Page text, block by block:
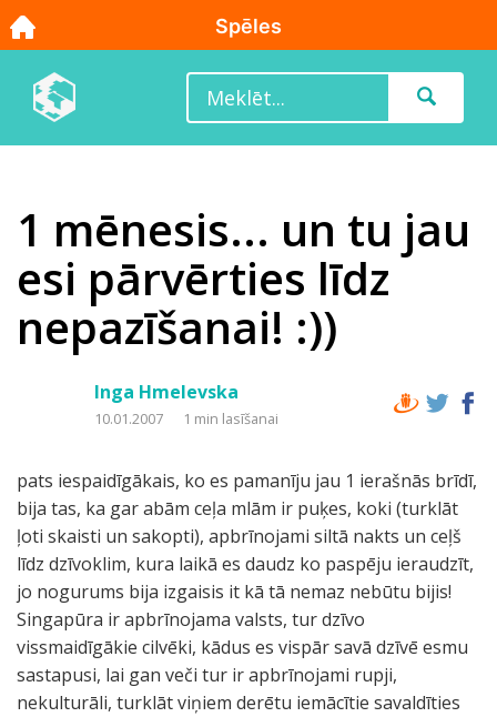
1 mēnesis... un tu jau
esi pārvērties līdz
nepazīšanai! :))
Inga Hmelevska
10.01.2007 1 min lasīšanai
pats iespaidīgākais, ko es pamanīju jau 1 ierašnās brīdī,
bija tas, ka gar abām ceļa mlām ir puķes, koki (turklāt
ļoti skaisti un sakopti), apbrīnojami siltā nakts un ceļš
līdz dzīvoklim, kura laikā es daudz ko paspēju ieraudzīt,
jo nogurums bija izgaisis it kā tā nemaz nebūtu bijis!
Singapūra ir apbrīnojama valsts, tur dzīvo
vissmaidīgākie cilvēki, kādus es vispār savā dzīvē esmu
sastapusi, lai gan veči tur ir apbrīnojami rupji,
nekulturāli, turklāt viņiem derētu iemācītie savaldīties